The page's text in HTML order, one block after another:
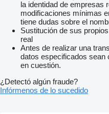
la identidad de empresas
modificaciones mínimas
tiene dudas sobre el
Sustitución de sus
real
Antes de realizar una
datos especificados sean
en cuestión.
¿Detectó algún fraude?
Infórmenos de lo sucedido